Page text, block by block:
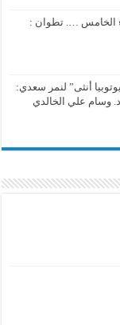
الخامس …. تطوان :
أنثى” لنمر سعدي:
وسام علي الخالدي